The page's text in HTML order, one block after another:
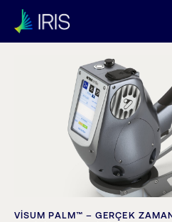
VISUM PALM™ – GERÇEK